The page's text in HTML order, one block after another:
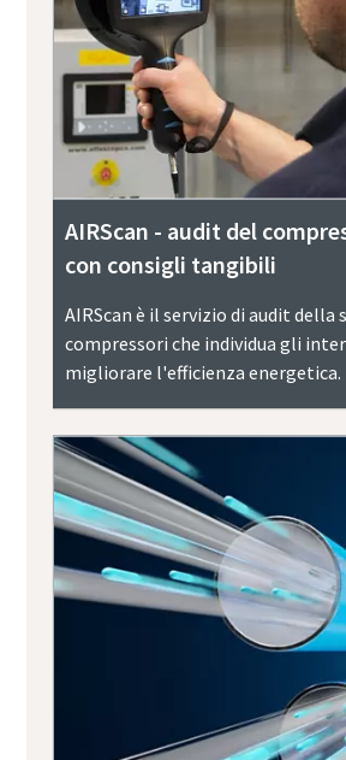
AIRScan - audit del
con consigli tangibili
AIRScan è il servizio di audit della
compressori che individua gli
migliorare l'efficienza energetica.